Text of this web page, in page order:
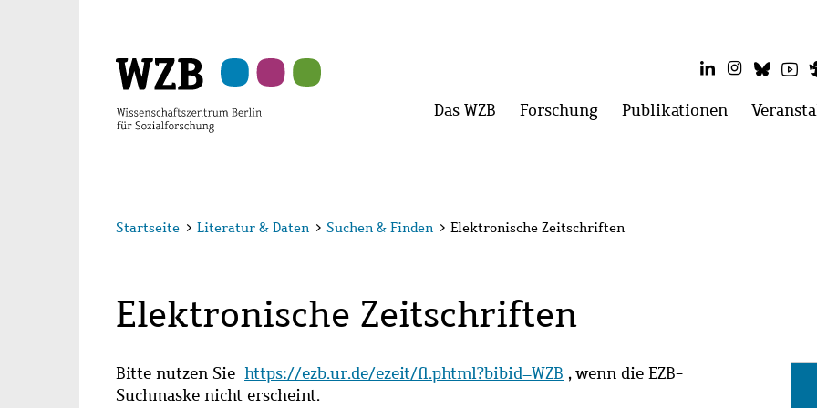
LinkedInInstagram
Hauptmenü
Das WZB Menü
Forschung Menü
Publikationen Menü
Startseite > Literatur & Daten > Suchen & Finden > Elektronische Zeitschriften
Elektronische Zeitschriften
Bitte nutzen Sie https://ezb.ur.de/ezeit/fl.phtml?bibid=WZB , wenn die EZB-
Suchmaske nicht erscheint.